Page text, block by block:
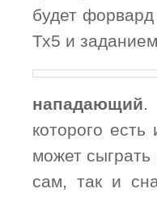
будет
Тх5 и
нападающий.
которого
может
сам, так и